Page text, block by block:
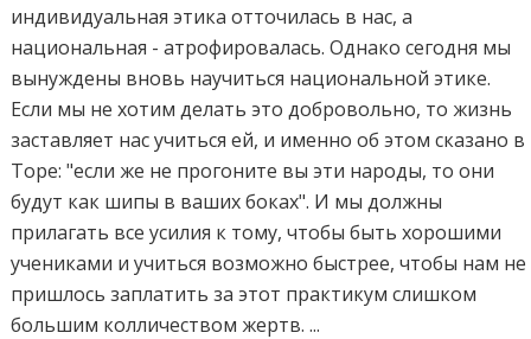
индивидуальная этика отточилась в нас, а
национальная - атрофировалась. Однако сегодня мы
вынуждены вновь научиться национальной этике.
Если мы не хотим делать это добровольно, то жизнь
заставляет нас учиться ей, и именно об этом сказано в
Торе: "если же не прогоните вы эти народы, то они
будут как шипы в ваших боках". И мы должны
прилагать все усилия к тому, чтобы быть хорошими
учениками и учиться возможно быстрее, чтобы нам не
пришлось заплатить за этот практикум слишком
большим колличеством жертв. ...